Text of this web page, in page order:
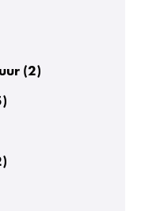
(2)
)
)